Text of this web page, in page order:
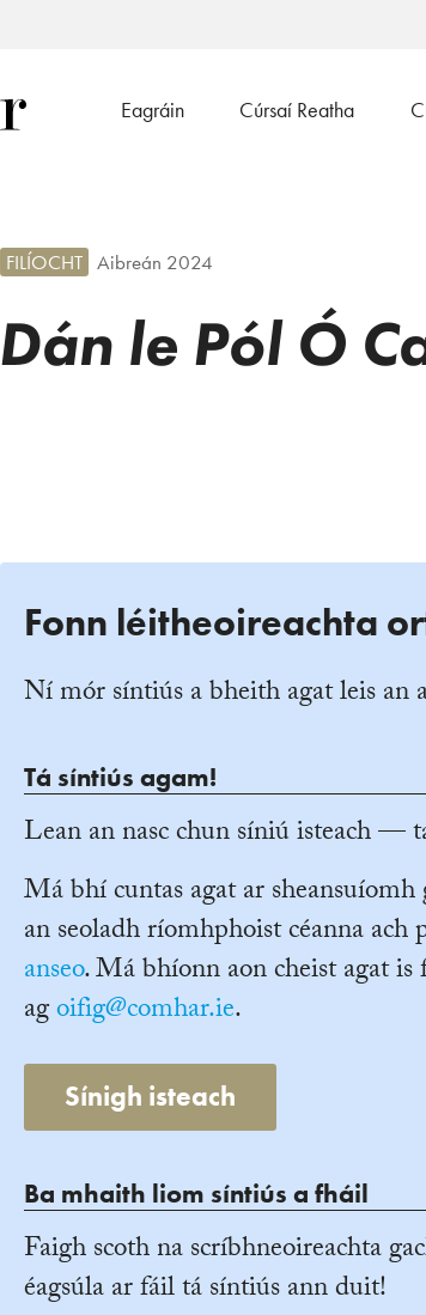
Eagráin Cúrsaí Reatha
Dán le Pól Ó
FILÍOCHT Aibreán 2024
Fonn léitheoireachta
Ní mór síntiús a bheith agat leis an
Tá síntiús agam!
Lean an nasc chun síniú isteach —
Má bhí cuntas agat ar sheansuíomh
an seoladh ríomhphoist céanna
anseo. Má bhíonn aon cheist agat
agoifig@comhar.ie.
Sínigh isteach
Ba mhaith liom síntiús a fháil
Faigh scoth na scríbhneoireachta
éagsúla ar fáil tá síntiús ann duit!